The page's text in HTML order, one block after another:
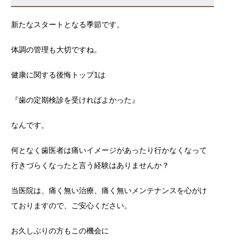
新たなスタートとなる季節です。
体調の管理も大切ですね。
健康に関する後悔トップ1は
『歯の定期検診を受ければよかった』
なんです。
何となく歯医者は痛いイメージがあったり行かなくなって
行きづらくなったと言う経験はありませんか？
当医院は、痛く無い治療、痛く無いメンテナンスを心がけ
ておりますので、ご安心ください。
お久しぶりの方もこの機会に